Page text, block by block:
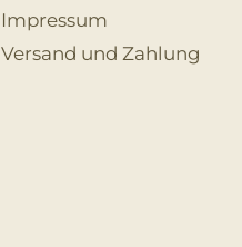
Impressum
Versand und Zahlung